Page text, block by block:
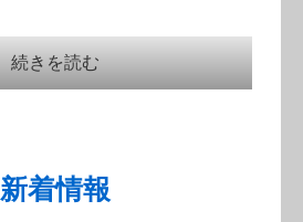
続きを読む
新着情報